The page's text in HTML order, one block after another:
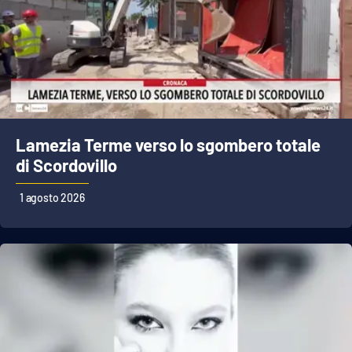
Lamezia Terme verso lo sgombero totale
di Scordovillo
1 agosto 2026